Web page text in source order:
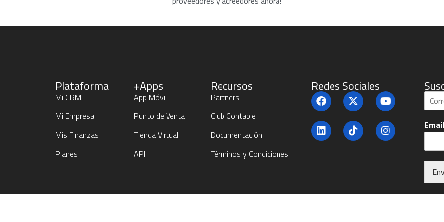
Plataforma
Mi CRM
Mi Empresa
Mis Finanzas
Planes
+Apps
App Móvil
Punto de Venta
Tienda Virtual
API
Recursos
Partners
Club Contable
Documentación
Términos y Condiciones
Redes Sociales
S
c
r
e
*
Email